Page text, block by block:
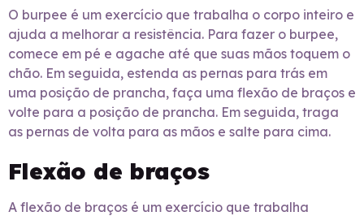
O burpee é um exercício que trabalha o corpo inteiro e
ajuda a melhorar a resistência. Para fazer o burpee,
comece em pé e agache até que suas mãos toquem o
chão. Em seguida, estenda as pernas para trás em
uma posição de prancha, faça uma flexão de braços e
volte para a posição de prancha. Em seguida, traga
as pernas de volta para as mãos e salte para cima.
Flexão de braços
A flexão de braços é um exercício que trabalha